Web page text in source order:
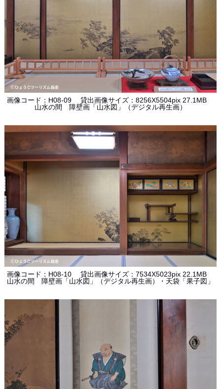
画像コード：H08-09 貸出画像サイズ：8256X5504pix 27.1MB
山水の間 障壁画「山水図」（デジタル再生画）
画像コード：H08-10 貸出画像サイズ：7534X5023pix 22.1MB
山水の間 障壁画「山水図」（デジタル再生画）・天袋「果子図」